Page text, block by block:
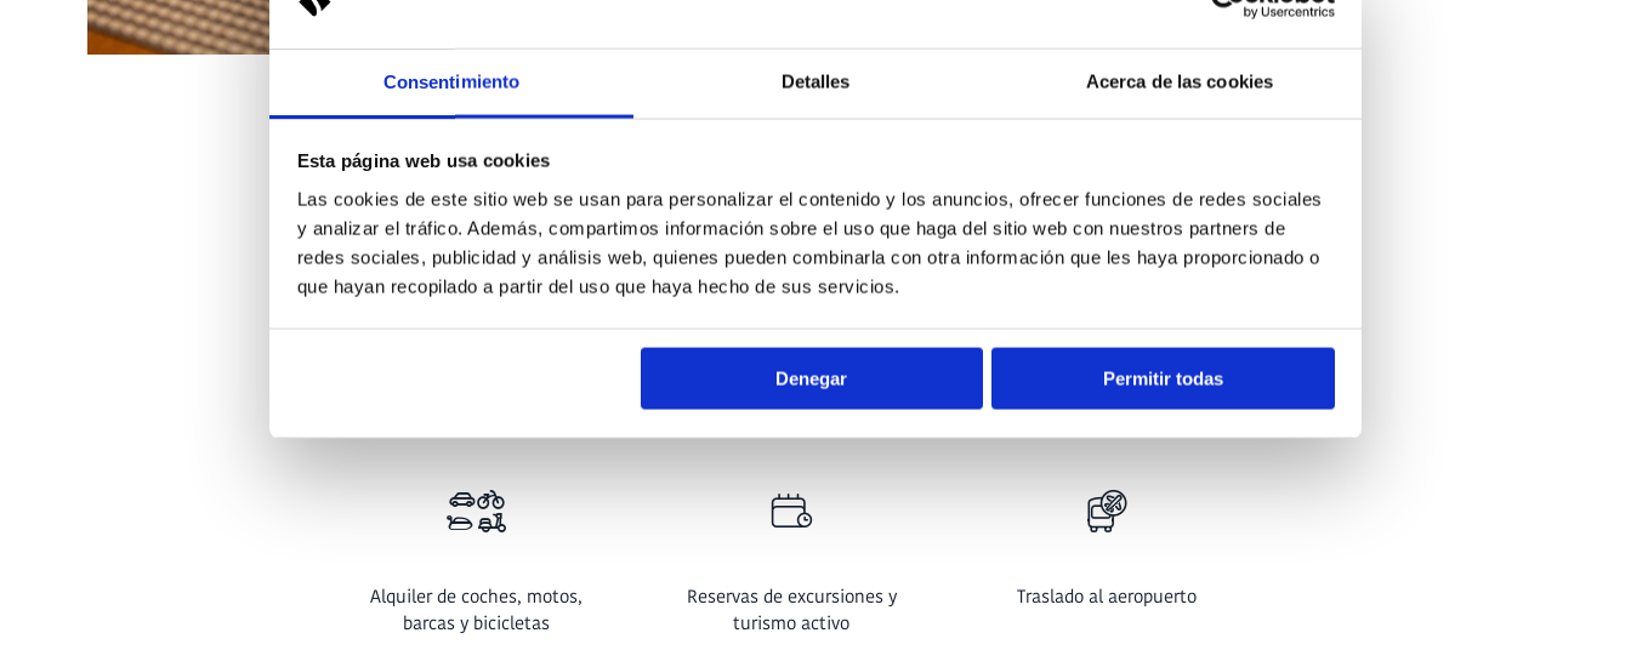
Consentimiento Detalles Acerca de las cookies
Esta página web usa cookies
Las cookies de este sitio web se usan para personalizar el contenido y los anuncios, ofrecer funciones de redes sociales
y analizar el tráfico. Además, compartimos información sobre el uso que haga del sitio web con nuestros partners de
redes sociales, publicidad y análisis web, quienes pueden combinarla con otra información que les haya proporcionado o
que hayan recopilado a partir del uso que haya hecho de sus servicios.
Denegar Permitir todas
SERVICIOS DEL HOSTAL CIUTADELLA
WiFi gratuito
Aire acondicionado /
calefacción
Alquiler de coches, motos,
barcas y bicicletas
Reservas de excursiones y
turismo activo
Traslado al aeropuerto